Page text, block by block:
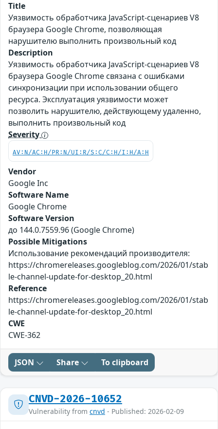
Title
Уязвимость обработчика JavaScript-сценариев V8
браузера Google Chrome, позволяющая
нарушителю выполнить произвольный код
Description
Уязвимость обработчика JavaScript-сценариев V8
браузера Google Chrome связана с ошибками
синхронизации при использовании общего
ресурса. Эксплуатация уязвимости может
позволить нарушителю, действующему удаленно,
выполнить произвольный код
Severity
AV:N/AC:H/PR:N/UI:R/S:C/C:H/I:H/A:H
Vendor
Google Inc
Software Name
Google Chrome
Software Version
до 144.0.7559.96 (Google Chrome)
Possible Mitigations
Использование рекомендаций производителя:
https://chromereleases.googleblog.com/2026/01/stab
le-channel-update-for-desktop_20.html
Reference
https://chromereleases.googleblog.com/2026/01/stab
le-channel-update-for-desktop_20.html
CWE
CWE-362
JSON Share To clipboard
CNVD-2026-10652
Vulnerability from cnvd - Published: 2026-02-09